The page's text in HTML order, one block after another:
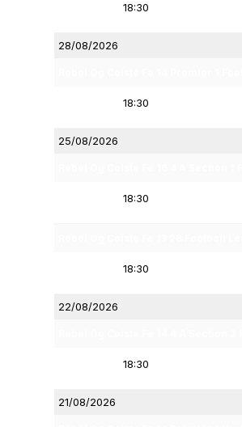
18:30
28/08/2026
18:30
25/08/2026
18:30
18:30
22/08/2026
18:30
21/08/2026